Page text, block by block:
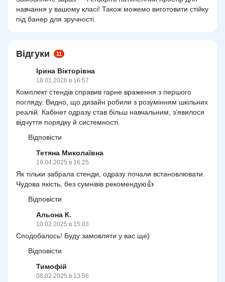
навчання у вашому класі! Також можемо виготовити стійку
під банер для зручності.
Відгуки 11
Ірина Вікторівна
18.01.2026 в 16:57
Комплект стендів справив гарне враження з першого
погляду. Видно, що дизайн робили з розумінням шкільних
реалій. Кабінет одразу став більш навчальним, з’явилося
відчуття порядку й системності.
Відповісти
Тетяна Миколаївна
19.04.2025 в 16:25
Як тільки забрала стенди, одразу почали встановлювати.
Чудова якість, без сумнівів рекомендую👍
Відповісти
Альона К.
10.02.2025 в 15:03
Сподобалось! Буду замовляти у вас ще)
Відповісти
Тимофій
08.02.2025 в 13:56